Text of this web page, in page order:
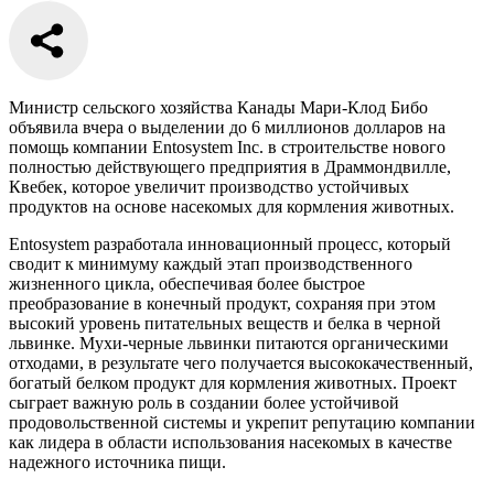
Министр сельского хозяйства Канады Мари-Клод Бибо
объявила вчера о выделении до 6 миллионов долларов на
помощь компании Entosystem Inc. в строительстве нового
полностью действующего предприятия в Драммондвилле,
Квебек, которое увеличит производство устойчивых
продуктов на основе насекомых для кормления животных.
Entosystem разработала инновационный процесс, который
сводит к минимуму каждый этап производственного
жизненного цикла, обеспечивая более быстрое
преобразование в конечный продукт, сохраняя при этом
высокий уровень питательных веществ и белка в черной
львинке. Мухи-черные львинки питаются органическими
отходами, в результате чего получается высококачественный,
богатый белком продукт для кормления животных. Проект
сыграет важную роль в создании более устойчивой
продовольственной системы и укрепит репутацию компании
как лидера в области использования насекомых в качестве
надежного источника пищи.